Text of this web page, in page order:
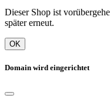
Dieser Shop ist
später erneut.
OK
Domain wird eingerichtet